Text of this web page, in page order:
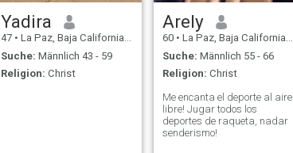
Yadira
47 • La Paz, Baja California Sur, Mexiko
Suche: Männlich 43 - 59
Religion: Christ
Arely
60 • La Paz, Baja California Sur, Mexiko
Suche: Männlich 55 - 66
Religion: Christ
Me encanta el deporte al aire
libre! Jugar todos los
deportes de raqueta, nadar
senderismo!